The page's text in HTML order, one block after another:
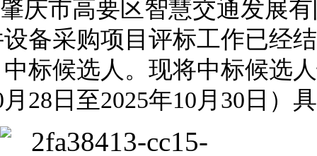
肇庆市高要区智慧交通发展
备采购项目评标工作已经
标候选人 。现将中标候选人
月 28 日至2025年10月 30 日）